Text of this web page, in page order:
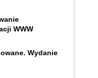
WWW
Wydanie